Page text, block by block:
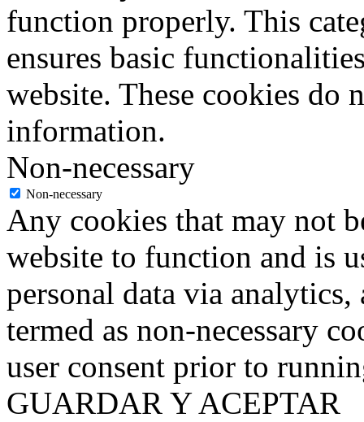
function properly. This
ensures basic
website. These cookies do
information.
Non-necessary
Non-necessary
Any cookies that may not
website to function and is
personal data via analytics,
termed as non-necessary
user consent prior to
GUARDAR Y ACEPTAR